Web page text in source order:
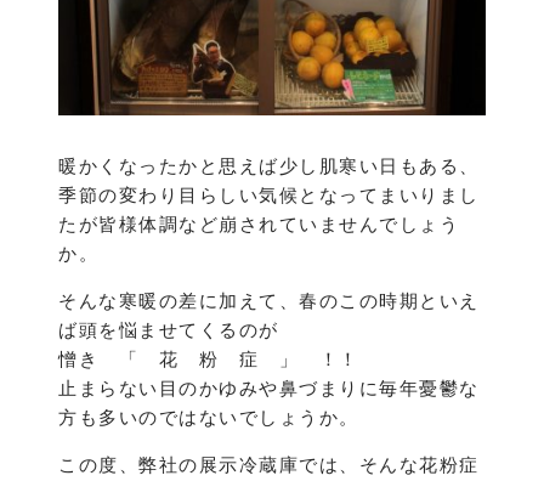
暖かくなったかと思えば少し肌寒い日もある、
季節の変わり目らしい気候となってまいりまし
たが皆様体調など崩されていませんでしょう
か。
そんな寒暖の差に加えて、春のこの時期といえ
ば頭を悩ませてくるのが
憎き 「 花 粉 症 」 ！！
止まらない目のかゆみや鼻づまりに毎年憂鬱な
方も多いのではないでしょうか。
この度、弊社の展示冷蔵庫では、そんな花粉症